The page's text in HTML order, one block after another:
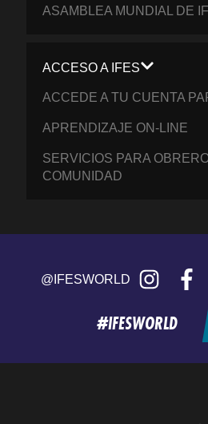
ASAMBLEA MUNDIAL DE
ACCESO A IFES
ACCEDE A TU CUENTA
APRENDIZAJE ON-LINE
SERVICIOS PARA
COMUNIDAD
@IFESWORLD Instagram
#IFESWORLD